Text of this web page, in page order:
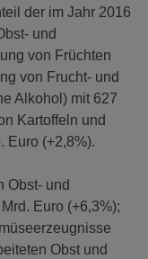
der im Jahr 2016
und
von Früchten
von Frucht- und
Alkohol) mit 627
Kartoffeln und
Euro (+2,8%).
Obst- und
Euro (+6,3%);
Obst und